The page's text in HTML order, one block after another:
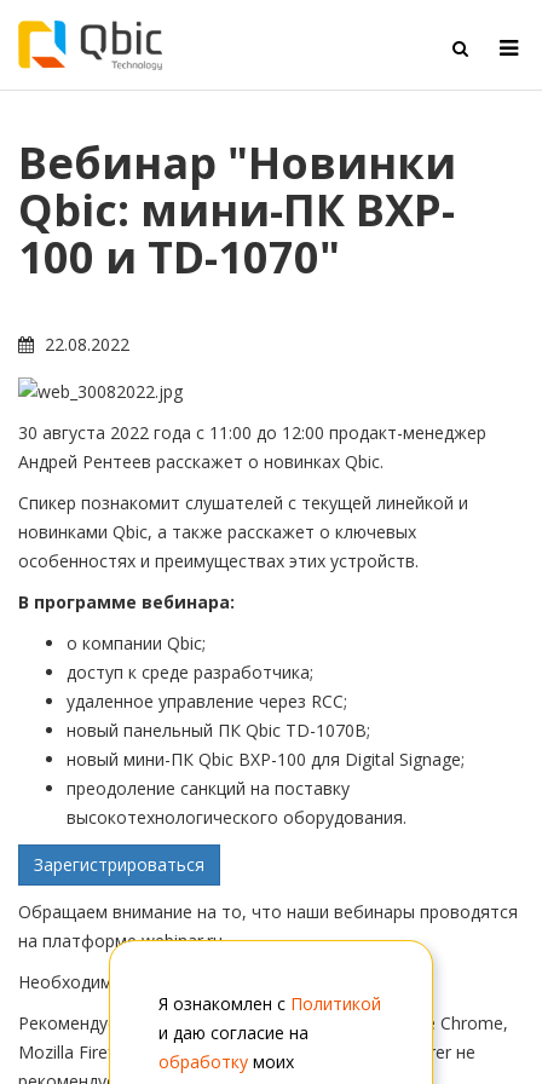
Вебинар "Новинки
Qbic: мини-ПК BXP-
100 и TD-1070"
22.08.2022
30 августа 2022 года с 11:00 до 12:00 продакт-менеджер
Андрей Рентеев расскажет о новинках Qbic.
Спикер познакомит слушателей с текущей линейкой и
новинками Qbic, а также расскажет о ключевых
особенностях и преимуществах этих устройств.
В программе вебинара:
о компании Qbic;
доступ к среде разработчика;
удаленное управление через RCC;
новый панельный ПК Qbic TD-1070B;
новый мини-ПК Qbic BXP-100 для Digital Signage;
преодоление санкций на поставку
высокотехнологического оборудования.
Зарегистрироваться
Обращаем внимание на то, что наши вебинары проводятся
на платформе webinar.ru.
Необходима регистрация на платформе.
Рекомендуемые браузеры: Яндекс.Браузер, Google Chrome,
Mozilla Firefox. Использовать Safari, Internet Explorer не
Я ознакомлен с Политикой
и даю согласие на
обработкумоих